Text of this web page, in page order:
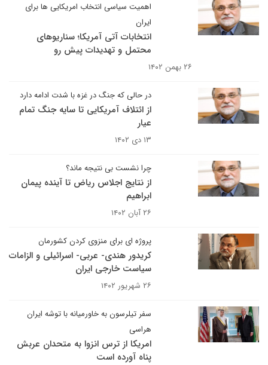
اهمیت سیاسی انتخاب امریکایی ها برای
ایران
انتخابات آتی آمریکا؛ سناریوهای
محتمل و تهدیدات پیش رو
۲۶ بهمن ۱۴۰۲
در حالی که جنگ در غزه با شدت ادامه دارد
از ائتلاف آمریکایی تا سایه جنگ تمام
عیار
۱۳ دی ۱۴۰۲
چرا نشست بی نتیجه ماند؟
از نتایج اجلاس ریاض تا آینده پیمان
ابراهیم
۲۶ آبان ۱۴۰۲
پروژه ای برای منزوی کردن کشورمان
کریدور هندی- عربی- اسرائیلی و الزامات
سیاست خارجی ایران
۲۶ شهریور ۱۴۰۲
سفر تیلرسون به خاورمیانه با توشه ایران
هراسی
امریکا از ترس انزوا به متحدان عربش
پناه آورده است